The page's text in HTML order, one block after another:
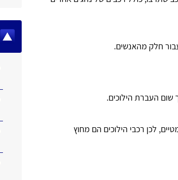
עבור חלק מהאנשים.
שום העברת הילוכים.
לכן רכבי הילוכים הם מחוץ